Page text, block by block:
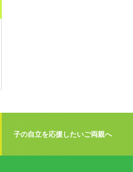
子の自立を応援したいご両親へ